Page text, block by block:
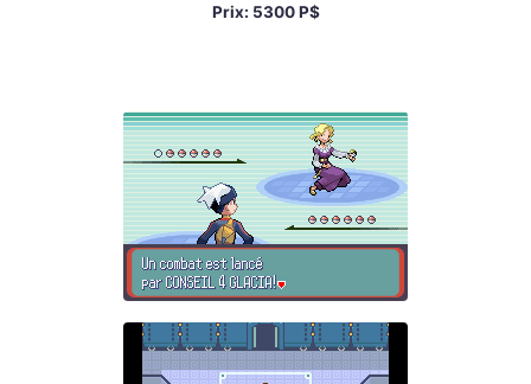
Prix: 5300 P$